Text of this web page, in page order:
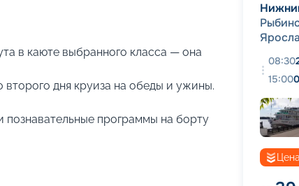
в каюте выбранного класса — она
второго дня круиза на обеды и ужины.
познавательные программы на борту
08:30
15:00